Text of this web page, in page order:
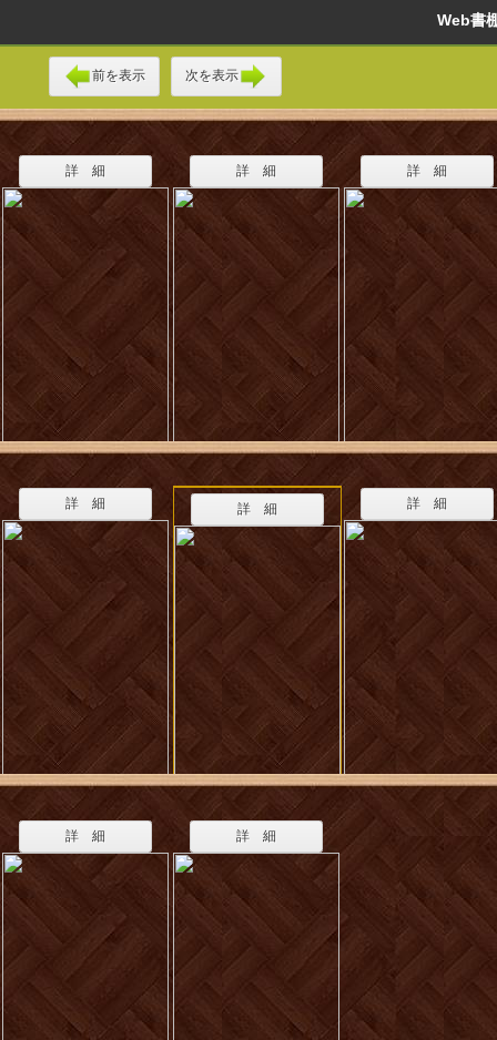
Web
前を表示 次を表示
詳 細 詳 細 詳 細
詳 細 詳 細 詳 細
詳 細 詳 細